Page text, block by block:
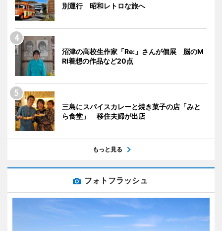
別運行 昭和レトロな旅へ
沼津の高校生作家「Re:」さんが個展 脳のM
RI着想の作品など20点
三島にスパイスカレーと焼き菓子の店「みと
ら食堂」 移住夫婦が出店
もっと見る
フォトフラッシュ